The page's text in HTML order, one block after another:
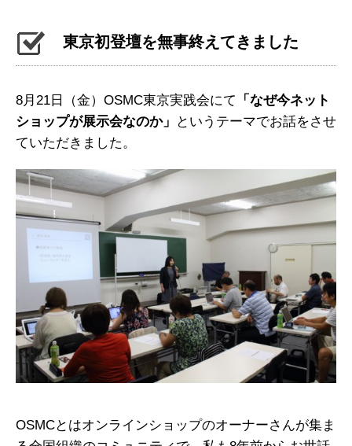
東京初登壇を無事終えてきました
8月21日（金）OSMC東京実践会にて
「なぜ今ネット
ショップが展示会なのか」
というテーマでお話をさせ
ていただきました。
OSMCとはオンラインショップのオーナーさんが集ま